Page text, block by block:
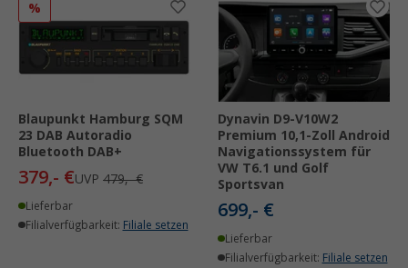
%
Blaupunkt Hamburg SQM
23 DAB Autoradio
Bluetooth DAB+
379,- €UVP 479,- €
Lieferbar
Filialverfügbarkeit: Filiale setzen
Dynavin D9-V10W2
Premium 10,1-Zoll Android
Navigationssystem für
VW T6.1 und Golf
Sportsvan
699,- €
Lieferbar
Filialverfügbarkeit: Filiale setzen